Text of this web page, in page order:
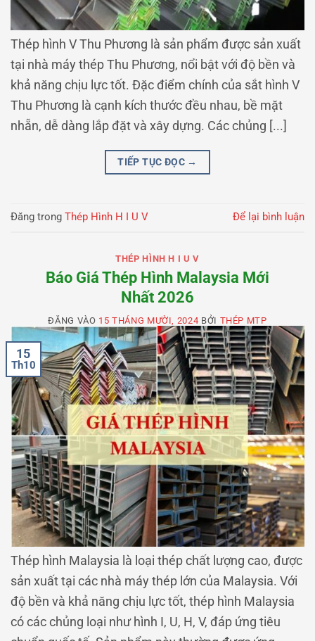
Thép hình V Thu Phương là sản phẩm được sản xuất
tại nhà máy thép Thu Phương, nổi bật với độ bền và
khả năng chịu lực tốt. Đặc điểm chính của sắt hình V
Thu Phương là cạnh kích thước đều nhau, bề mặt
nhẵn, dễ dàng lắp đặt và xây dựng. Các chủng [...]
TIẾP TỤC ĐỌC →
Đăng trong Thép Hình H I U V Để lại bình luận
THÉP HÌNH H I U V
Báo Giá Thép Hình Malaysia Mới
Nhất 2026
ĐĂNG VÀO 15 THÁNG MƯỜI, 2024 BỞI THÉP MTP
15
Th10
Thép hình Malaysia là loại thép chất lượng cao, được
sản xuất tại các nhà máy thép lớn của Malaysia. Với
độ bền và khả năng chịu lực tốt, thép hình Malaysia
có các chủng loại như hình I, U, H, V, đáp ứng tiêu